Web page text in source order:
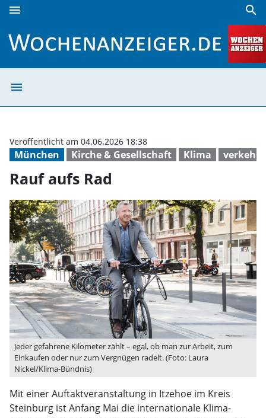
menu search
menu
München Kirche & Gesellschaft Klima verkehr
Veröffentlicht am 04.06.2026 18:38
Rauf aufs Rad
Jeder gefahrene Kilometer zählt – egal, ob man zur Arbeit, zum
Einkaufen oder nur zum Vergnügen radelt. (Foto: Laura
Nickel/Klima-Bündnis)
Mit einer Auftaktveranstaltung in Itzehoe im Kreis
Steinburg ist Anfang Mai die internationale Klima-